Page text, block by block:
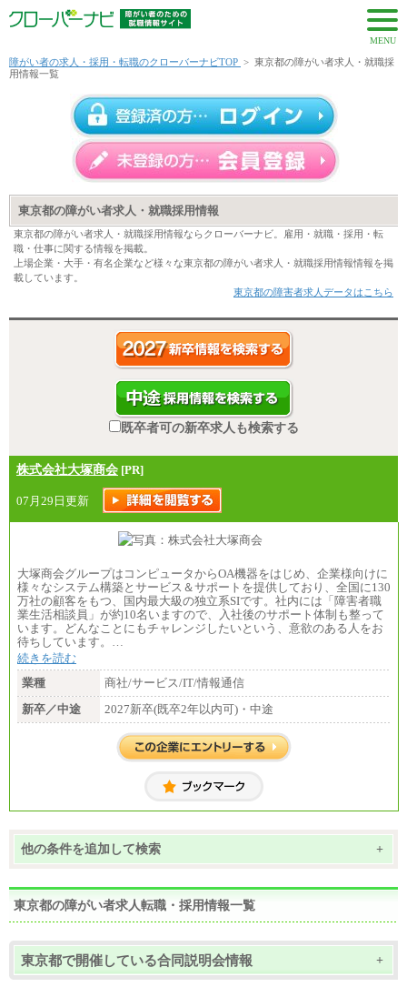
MENU
障がい者の求人・採用・転職のクローバーナビTOP > 東京都の障がい者求人・就職採
用情報一覧
東京都の障がい者求人・就職採用情報
東京都の障がい者求人・就職採用情報ならクローバーナビ。雇用・就職・採用・転
職・仕事に関する情報を掲載。
上場企業・大手・有名企業など様々な東京都の障がい者求人・就職採用情報情報を掲
載しています。
東京都の障害者求人データはこちら
既卒者可の新卒求人も検索する
株式会社大塚商会 [PR]
07月29日更新
大塚商会グループはコンピュータからOA機器をはじめ、企業様向けに
様々なシステム構築とサービス＆サポートを提供しており、全国に130
万社の顧客をもつ、国内最大級の独立系SIです。社内には「障害者職
業生活相談員」が約10名いますので、入社後のサポート体制も整って
います。どんなことにもチャレンジしたいという、意欲のある人をお
待ちしています。…
続きを読む
業種
商社/サービス/IT/情報通信
新卒／中途
2027新卒(既卒2年以内可)・中途
他の条件を追加して検索 +
東京都の障がい者求人転職・採用情報一覧
東京都で開催している合同説明会情報 +